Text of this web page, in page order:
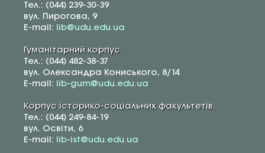
Тел.: (044) 239-30-39
вул. Пирогова, 9
E-mail:
lib@udu.edu.ua
Гуманітарний корпус.
Тел.: (044) 482-38-37
вул. Олександра Кониського, 8/14
E-mail:
lib-gum@udu.edu.ua
Корпус історико-соціальних факультетів.
Тел.: (044) 249-84-19
вул. Освіти, 6
E-mail:
lib-ist@udu.edu.ua